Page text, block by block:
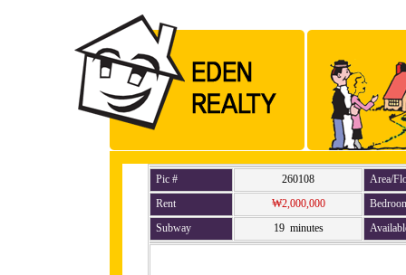
Pic # 260108
Area/
Rent
₩2,000,000
Subway
19 minutes